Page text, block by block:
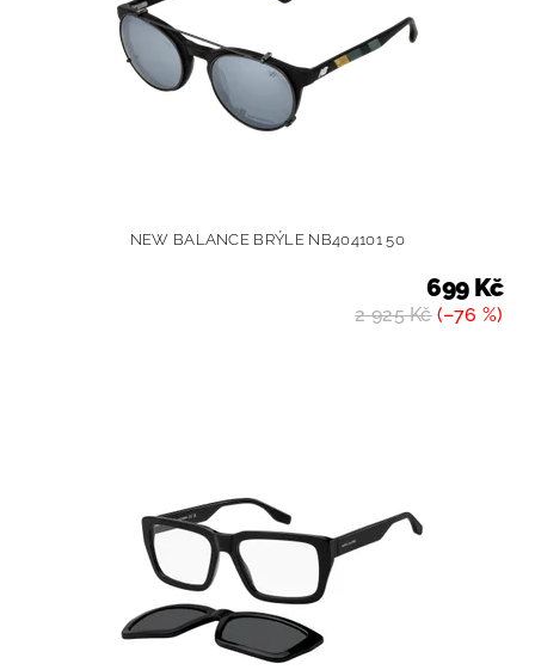
NEW BALANCE BRÝLE NB404101 50
2 925 Kč(–76 %)
699 Kč